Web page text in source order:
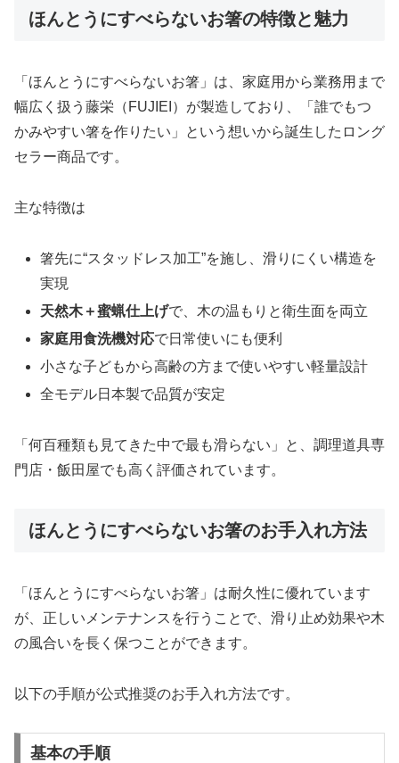
ほんとうにすべらないお箸の特徴と魅力
「ほんとうにすべらないお箸」は、家庭用から業務用まで
幅広く扱う藤栄（FUJIEI）が製造しており、「誰でもつ
かみやすい箸を作りたい」という想いから誕生したロング
セラー商品です。
主な特徴は
箸先に“スタッドレス加工”を施し、滑りにくい構造を
実現
天然木＋蜜蝋仕上げで、木の温もりと衛生面を両立
家庭用食洗機対応で日常使いにも便利
小さな子どもから高齢の方まで使いやすい軽量設計
全モデル日本製で品質が安定
「何百種類も見てきた中で最も滑らない」と、調理道具専
門店・飯田屋でも高く評価されています。
ほんとうにすべらないお箸のお手入れ方法
「ほんとうにすべらないお箸」は耐久性に優れています
が、正しいメンテナンスを行うことで、滑り止め効果や木
の風合いを長く保つことができます。
以下の手順が公式推奨のお手入れ方法です。
基本の手順